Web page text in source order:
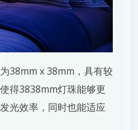
38mm x 38mm，具有较
得3838mm灯珠能够更
光效率，同时也能适应